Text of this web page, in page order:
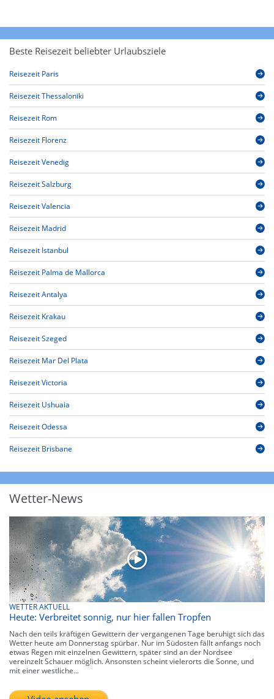
Beste Reisezeit beliebter Urlaubsziele
Reisezeit Paris
Reisezeit Thessaloniki
Reisezeit Rom
Reisezeit Florenz
Reisezeit Venedig
Reisezeit Salzburg
Reisezeit Valencia
Reisezeit Madrid
Reisezeit Istanbul
Reisezeit Palma de Mallorca
Reisezeit Antalya
Reisezeit Krakau
Reisezeit Szeged
Reisezeit Mar Del Plata
Reisezeit Victoria
Reisezeit Ushuaia
Reisezeit Odessa
Reisezeit Brisbane
Wetter-News
WETTER AKTUELL
Heute: Verbreitet sonnig, nur hier fallen Tropfen
Nach den teils kräftigen Gewittern der vergangenen Tage beruhigt sich das
Wetter heute am Donnerstag spürbar. Nur im Südosten fällt anfangs noch
etwas Regen mit einzelnen Gewittern, später sind an der Nordsee
vereinzelt Schauer möglich. Ansonsten scheint vielerorts die Sonne, und
mit einer westliche...